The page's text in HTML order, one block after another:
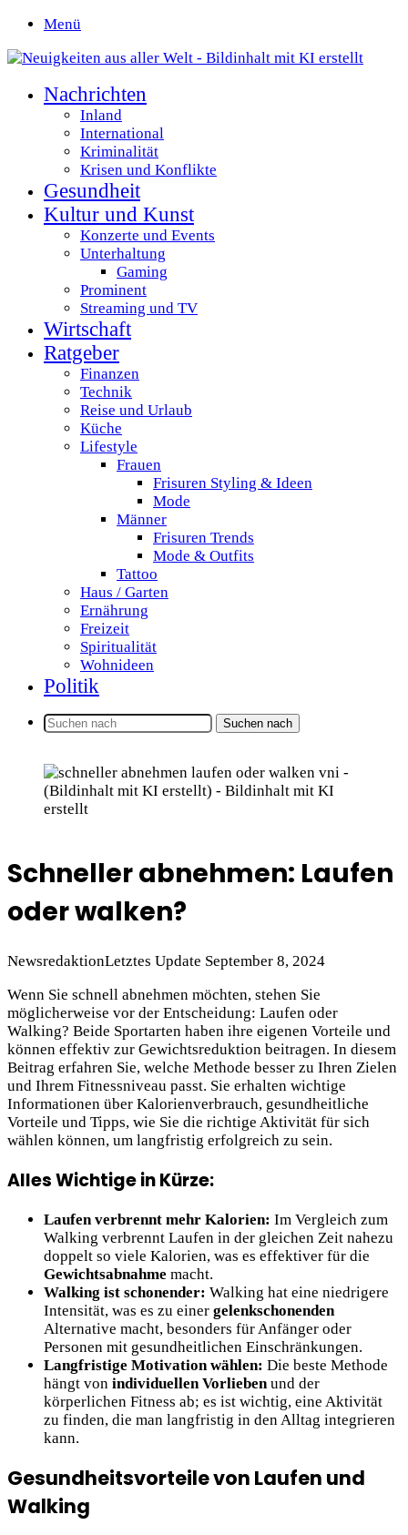
Menü
Nachrichten
Inland
International
Kriminalität
Krisen und Konflikte
Gesundheit
Kultur und Kunst
Konzerte und Events
Unterhaltung
Gaming
Prominent
Streaming und TV
Wirtschaft
Ratgeber
Finanzen
Technik
Reise und Urlaub
Küche
Lifestyle
Frauen
Frisuren Styling & Ideen
Mode
Männer
Frisuren Trends
Mode & Outfits
Tattoo
Haus / Garten
Ernährung
Freizeit
Spiritualität
Wohnideen
Politik
Suchen nach
Schneller abnehmen: Laufen
oder walken?
NewsredaktionLetztes Update September 8, 2024
Wenn Sie schnell abnehmen möchten, stehen Sie
möglicherweise vor der Entscheidung: Laufen oder
Walking? Beide Sportarten haben ihre eigenen Vorteile und
können effektiv zur Gewichtsreduktion beitragen. In diesem
Beitrag erfahren Sie, welche Methode besser zu Ihren Zielen
und Ihrem Fitnessniveau passt. Sie erhalten wichtige
Informationen über Kalorienverbrauch, gesundheitliche
Vorteile und Tipps, wie Sie die richtige Aktivität für sich
wählen können, um langfristig erfolgreich zu sein.
Alles Wichtige in Kürze:
Laufen verbrennt mehr Kalorien: Im Vergleich zum
Walking verbrennt Laufen in der gleichen Zeit nahezu
doppelt so viele Kalorien, was es effektiver für die
Gewichtsabnahme macht.
Walking ist schonender: Walking hat eine niedrigere
Intensität, was es zu einer gelenkschonenden
Alternative macht, besonders für Anfänger oder
Personen mit gesundheitlichen Einschränkungen.
Langfristige Motivation wählen: Die beste Methode
hängt von individuellen Vorliebenund der
körperlichen Fitness ab; es ist wichtig, eine Aktivität
zu finden, die man langfristig in den Alltag integrieren
kann.
Gesundheitsvorteile von Laufen und
Walking